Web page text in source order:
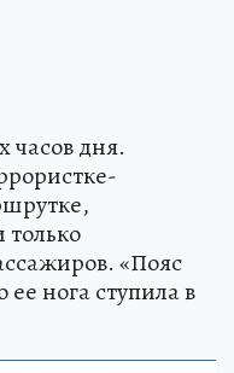
часов дня.
«Пояс
нога ступила в